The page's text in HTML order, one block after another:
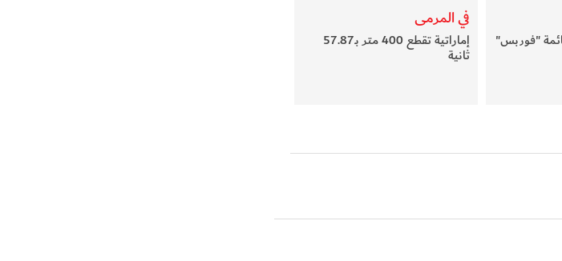
في المرمى
إماراتية تقطع 400 متر بـ57.87
ثانية